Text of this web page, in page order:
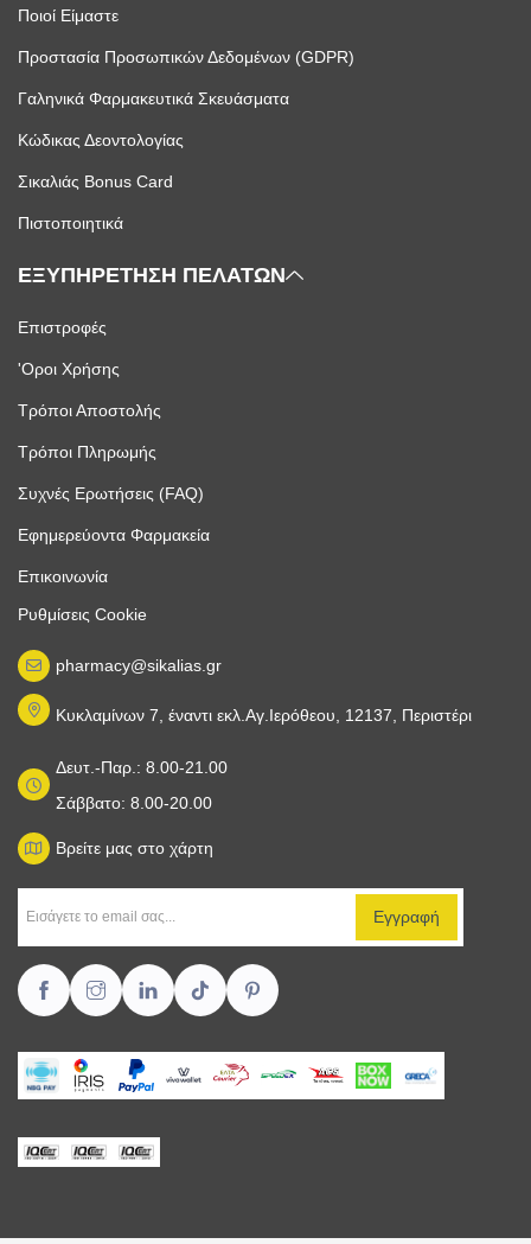
Ποιοί Είμαστε
Προστασία Προσωπικών Δεδομένων (GDPR)
Γαληνικά Φαρμακευτικά Σκευάσματα
Κώδικας Δεοντολογίας
Σικαλιάς Bonus Card
Πιστοποιητικά
ΕΞΥΠΗΡΕΤΗΣΗ ΠΕΛΑΤΩΝ
Επιστροφές
'Οροι Χρήσης
Τρόποι Αποστολής
Τρόποι Πληρωμής
Συχνές Ερωτήσεις (FAQ)
Εφημερεύοντα Φαρμακεία
Επικοινωνία
Ρυθμίσεις Cookie
pharmacy@sikalias.gr
Κυκλαμίνων 7, έναντι εκλ.Αγ.Ιερόθεου, 12137, Περιστέρι
Δευτ.-Παρ.: 8.00-21.00
Σάββατο: 8.00-20.00
Βρείτε μας στο χάρτη